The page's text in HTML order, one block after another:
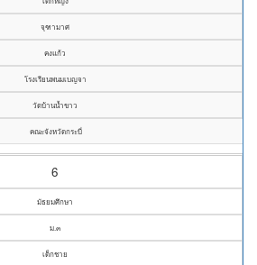
จุฑามาศ
คงแก้ว
โรงเรียนพนมเบญจา
วัดบ้านน้ำขาว
คณะจังหวัดกระบี่
6
มัธยมศึกษา
ม.๓
เด็กชาย